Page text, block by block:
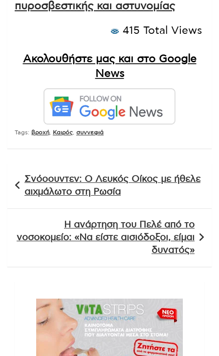
πυροσβεστικής και αστυνομίας
415 Total Views
Ακολουθήστε μας και στο Google
News
Tags: βροχή Καιρός συννεφιά
άρθρων
Σνόοουντεν: Ο Λευκός Οίκος με ήθελε
αιχμάλωτο στη Ρωσία
Η ανάρτηση του Πελέ από το
νοσοκομείο: «Να είστε αισιόδοξοι, είμαι
δυνατός»